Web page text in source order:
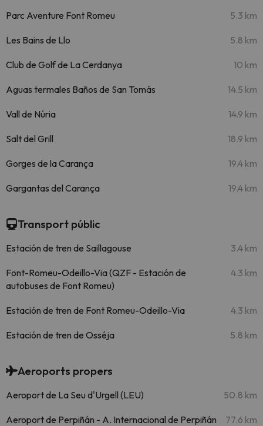
Parc Aventure Font Romeu 5.3 km
Les Bains de Llo 5.8 km
Club de Golf de La Cerdanya 10 km
Aguas termales Baños de San Tomás 14.5 km
Vall de Núria 14.9 km
Salt del Grill 18.9 km
Gorges de la Carança 19.4 km
Gargantas del Carança 19.4 km
Transport públic
Estación de tren de Saillagouse 3.4 km
Font-Romeu-Odeillo-Via (QZF - Estación de
autobuses de Font Romeu)
4.3 km
Estación de tren de Font Romeu-Odeillo-Via 4.3 km
Estación de tren de Osséja 5.8 km
Aeroports propers
Aeroport de La Seu d'Urgell (LEU) 50.8 km
Aeroport de Perpiñán - A. Internacional de Perpiñán
77.6 km